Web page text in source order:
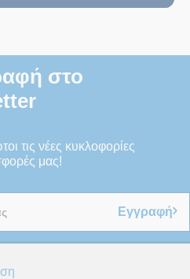
στο
τις νέες κυκλοφορίες
μας!
Εγγραφή